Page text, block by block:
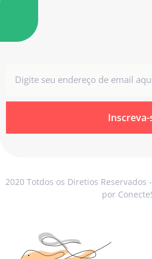
Inscreva-
2020 Totdos os Diretios Reservados
por